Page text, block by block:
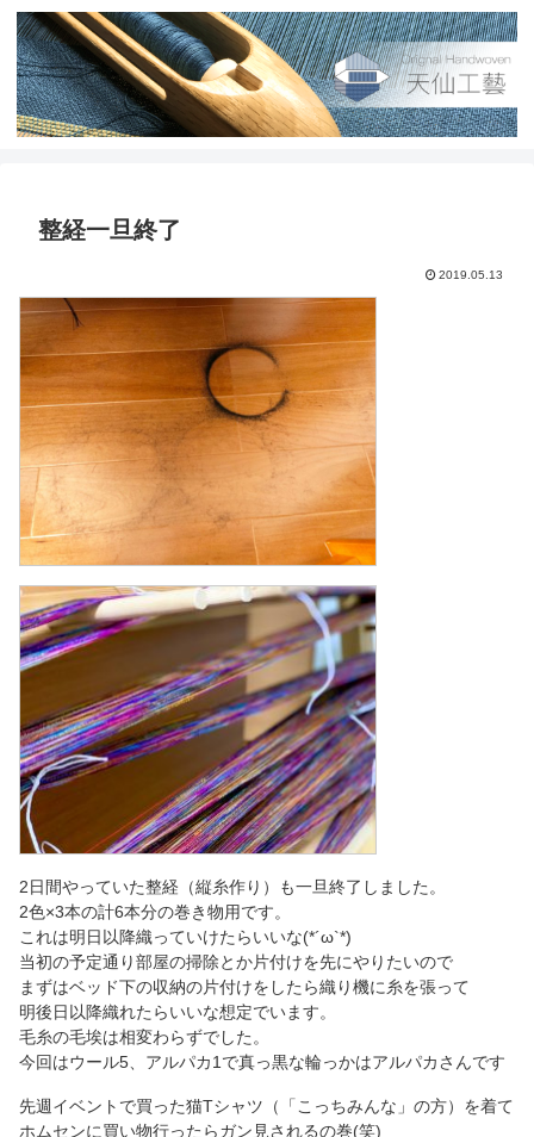
整経一旦終了
2019.05.13
2日間やっていた整経（縦糸作り）も一旦終了しました。
2色×3本の計6本分の巻き物用です。
これは明日以降織っていけたらいいな(*´ω`*)
当初の予定通り部屋の掃除とか片付けを先にやりたいので
まずはベッド下の収納の片付けをしたら織り機に糸を張って
明後日以降織れたらいいな想定でいます。
毛糸の毛埃は相変わらずでした。
今回はウール5、アルパカ1で真っ黒な輪っかはアルパカさんです
先週イベントで買った猫Tシャツ（「こっちみんな」の方）を着て
ホムセンに買い物行ったらガン見されるの巻(笑)